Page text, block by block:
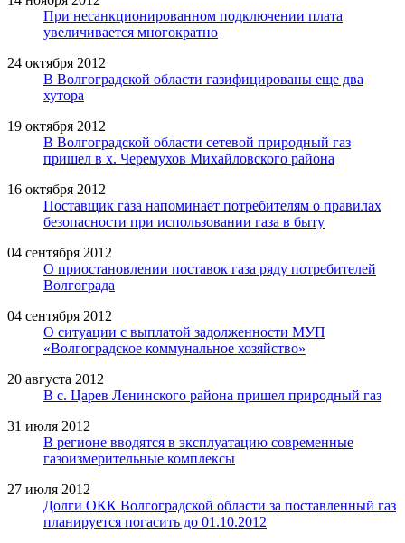
При несанкционированном подключении плата
увеличивается многократно
24 октября 2012
В Волгоградской области газифицированы еще два
хутора
19 октября 2012
В Волгоградской области сетевой природный газ
пришел в х. Черемухов Михайловского района
16 октября 2012
Поставщик газа напоминает потребителям о правилах
безопасности при использовании газа в быту
04 сентября 2012
О приостановлении поставок газа ряду потребителей
Волгограда
04 сентября 2012
О ситуации с выплатой задолженности МУП
«Волгоградское коммунальное хозяйство»
20 августа 2012
В с. Царев Ленинского района пришел природный газ
31 июля 2012
В регионе вводятся в эксплуатацию современные
газоизмерительные комплексы
27 июля 2012
Долги ОКК Волгоградской области за поставленный газ
планируется погасить до 01.10.2012